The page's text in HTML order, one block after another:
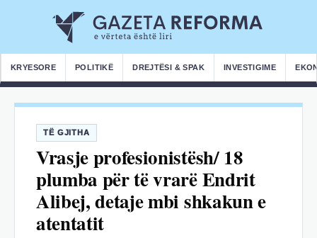
KRYESORE POLITIKË DREJTËSI & SPAK INVESTIGIME
TË GJITHA
Vrasje profesionistësh/ 18
plumba për të vrarë Endrit
Alibej, detaje mbi shkakun e
atentatit